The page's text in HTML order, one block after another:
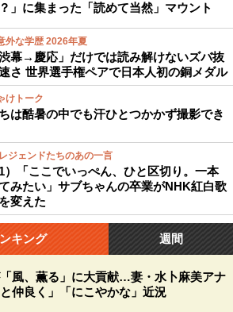
」に集まった「読めて当然」マウント
外な学歴 2026年夏
幕→慶応」だけでは読み解けないズバ抜
さ 世界選手権ペアで日本人初の銅メダル
けトーク
は酷暑の中でも汗ひとつかかず撮影でき
ジェンドたちのあの一言
）「ここでいっぺん、ひと区切り。一本
みたい」サブちゃんの卒業がNHK紅白歌
変えた
キング 週間
風、薫る」に大貢献…妻・水卜麻美アナ
仲良く」「にこやかな」近況